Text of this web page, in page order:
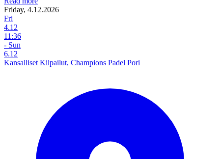
Friday, 4.12.2026
Fri
4.12
11:36
- Sun
6.12
Kansalliset Kilpailut, Champions Padel Pori